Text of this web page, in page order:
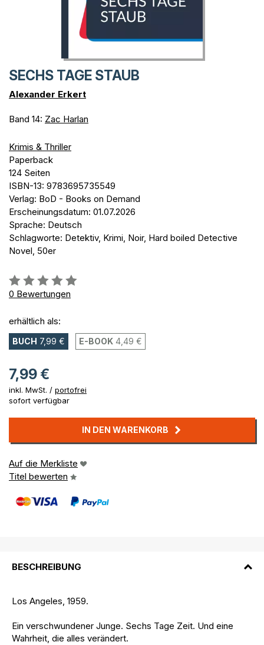
SECHS TAGE STAUB
Alexander Erkert
Band 14: Zac Harlan
Krimis & Thriller
Paperback
124 Seiten
ISBN-13: 9783695735549
Verlag: BoD - Books on Demand
Erscheinungsdatum: 01.07.2026
Sprache: Deutsch
Schlagworte: Detektiv, Krimi, Noir, Hard boiled Detective
Novel, 50er
Bewertung::
0%
0 Bewertungen
erhältlich als:
BUCH 7,99 € E-BOOK 4,49 €
7,99 €
inkl. MwSt. / portofrei
sofort verfügbar
IN DEN WARENKORB
Auf die Merkliste
Titel bewerten
BESCHREIBUNG
Los Angeles, 1959.
Ein verschwundener Junge. Sechs Tage Zeit. Und eine
Wahrheit, die alles verändert.